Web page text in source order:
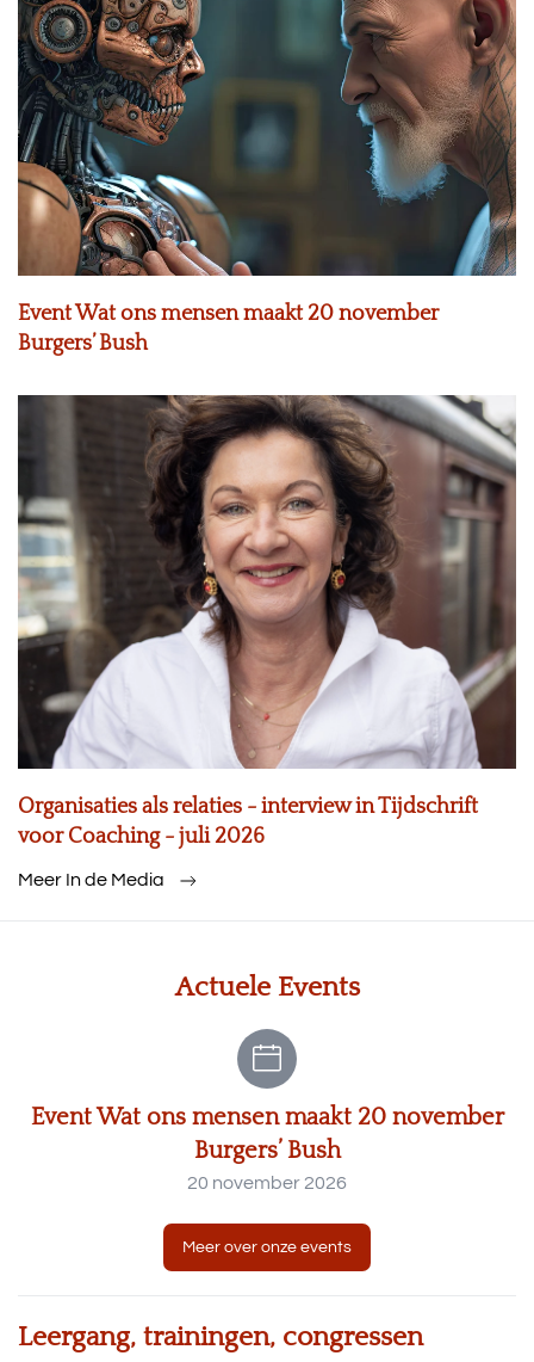
Event Wat ons mensen maakt 20 november
Burgers’ Bush
Organisaties als relaties - interview in Tijdschrift
voor Coaching - juli 2026
Meer In de Media
Actuele Events
Event Wat ons mensen maakt 20 november
Burgers’ Bush
20 november 2026
Meer over onze events
Leergang, trainingen, congressen